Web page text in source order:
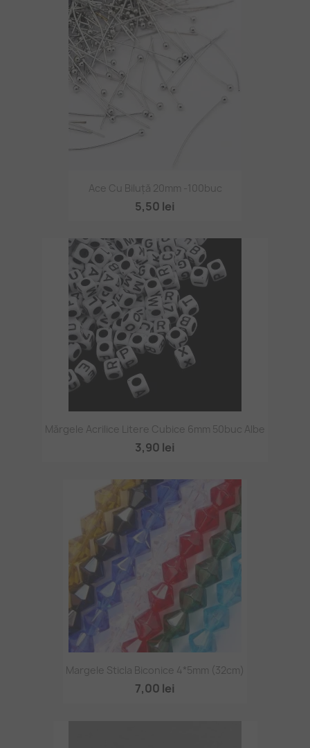
Ace Cu Biluță 20mm -100buc
5,50 lei
Mărgele Acrilice Litere Cubice 6mm 50buc Albe
3,90 lei
Margele Sticla Biconice 4*5mm (32cm)
7,00 lei